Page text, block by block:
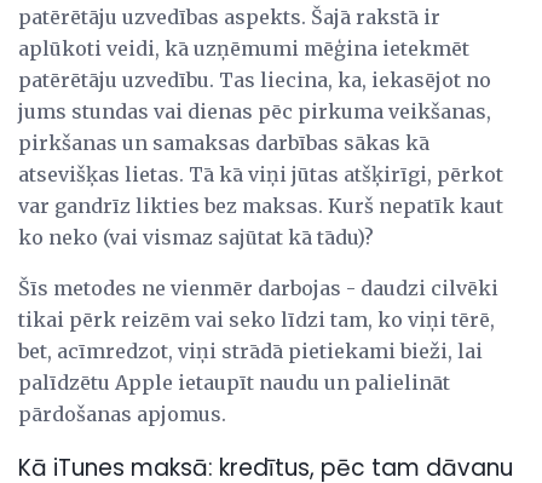
patērētāju uzvedības aspekts. Šajā rakstā ir
aplūkoti veidi, kā uzņēmumi mēģina ietekmēt
patērētāju uzvedību. Tas liecina, ka, iekasējot no
jums stundas vai dienas pēc pirkuma veikšanas,
pirkšanas un samaksas darbības sākas kā
atsevišķas lietas. Tā kā viņi jūtas atšķirīgi, pērkot
var gandrīz likties bez maksas. Kurš nepatīk kaut
ko neko (vai vismaz sajūtat kā tādu)?
Šīs metodes ne vienmēr darbojas - daudzi cilvēki
tikai pērk reizēm vai seko līdzi tam, ko viņi tērē,
bet, acīmredzot, viņi strādā pietiekami bieži, lai
palīdzētu Apple ietaupīt naudu un palielināt
pārdošanas apjomus.
Kā iTunes maksā: kredītus, pēc tam dāvanu